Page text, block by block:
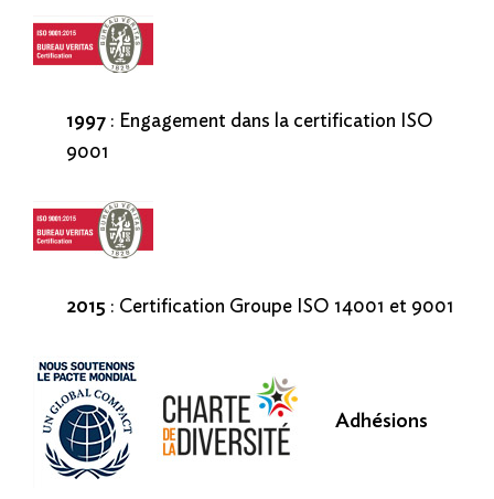
1997 : Engagement dans la certification ISO
9001
2015 : Certification Groupe ISO 14001 et 9001
Adhésions